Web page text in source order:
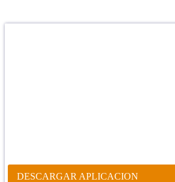
DESCARGAR APLICACION